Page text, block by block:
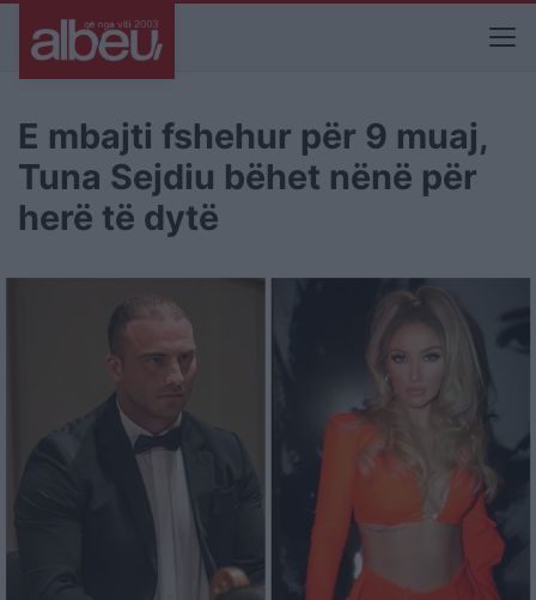
E mbajti fshehur për 9 muaj,
Tuna Sejdiu bëhet nënë për
herë të dytë